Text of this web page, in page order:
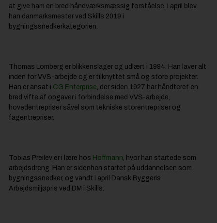
at give ham en bred håndværksmæssig forståelse. I april blev
han danmarksmester ved Skills 2019 i
bygningssnedkerkategorien.
Thomas Lomberg er blikkenslager og udlært i 1994. Han laver alt
inden for VVS-arbejde og er tilknyttet små og store projekter.
Han er ansat i CG Enterprise , der siden 1927 har håndteret en
bred vifte af opgaver i forbindelse med VVS-arbejde,
hovedentrepriser såvel som tekniske storentrepriser og
fagentrepriser.
Tobias Preilev er i lære hos Hoffmann , hvor han startede som
arbejdsdreng. Han er sidenhen startet på uddannelsen som
bygningssnedker, og vandt i april Dansk Byggeris
Arbejdsmiljøpris ved DM i Skills.